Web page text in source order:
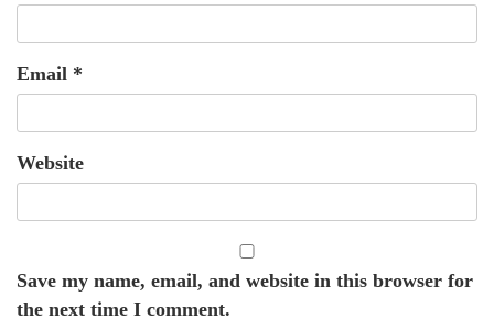
Email *
Website
Save my name, email, and website in this browser for
the next time I comment.